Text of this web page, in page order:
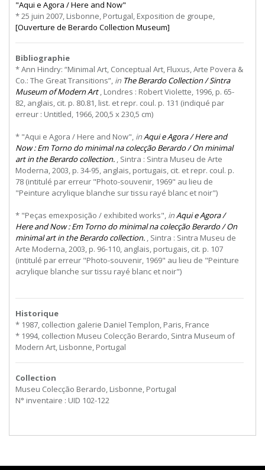
"Aqui e Agora / Here and Now"
* 25 juin 2007, Lisbonne, Portugal, Exposition de groupe,
[Ouverture de Berardo Collection Museum]
Bibliographie
* Ann Hindry: “Minimal Art, Conceptual Art, Fluxus, Arte Povera &
Co.: The Great Transitions”, in The Berardo Collection / Sintra
Museum of Modern Art, Londres : Robert Violette, 1996, p. 65-
82, anglais, cit. p. 80.81, list. et repr. coul. p. 131 (indiqué par
erreur : Untitled, 1966, 200,5 x 230,5 cm)
* "Aqui e Agora / Here and Now", inAqui e Agora / Here and
Now : Em Torno do minimal na colecção Berardo / On minimal
art in the Berardo collection. , Sintra : Sintra Museu de Arte
Moderna, 2003, p. 34-95, anglais, portugais, cit. et repr. coul. p.
78 (intitulé par erreur "Photo-souvenir, 1969" au lieu de
"Peinture acrylique blanche sur tissu rayé blanc et noir")
* "Peças emexposição / exhibited works", inAqui e Agora /
Here and Now : Em Torno do minimal na colecção Berardo / On
minimal art in the Berardo collection. , Sintra : Sintra Museu de
Arte Moderna, 2003, p. 96-110, anglais, portugais, cit. p. 107
(intitulé par erreur "Photo-souvenir, 1969" au lieu de "Peinture
acrylique blanche sur tissu rayé blanc et noir")
Historique
* 1987, collection galerie Daniel Templon, Paris, France
* 1994, collection Museu Colecção Berardo, Sintra Museum of
Modern Art, Lisbonne, Portugal
Collection
Museu Colecção Berardo, Lisbonne, Portugal
N° inventaire : UID 102-122